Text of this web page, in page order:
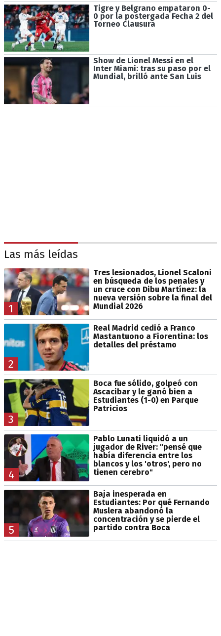
Tigre y Belgrano empataron 0-
0 por la postergada Fecha 2 del
Torneo Clausura
Show de Lionel Messi en el
Inter Miami: tras su paso por el
Mundial, brilló ante San Luis
Las más leídas
1
Tres lesionados, Lionel Scaloni
en búsqueda de los penales y
un cruce con Dibu Martínez: la
nueva versión sobre la final del
Mundial 2026
2
Real Madrid cedió a Franco
Mastantuono a Fiorentina: los
detalles del préstamo
3
Boca fue sólido, golpeó con
Ascacibar y le ganó bien a
Estudiantes (1-0) en Parque
Patricios
4
Pablo Lunati liquidó a un
jugador de River: "pensé que
había diferencia entre los
blancos y los 'otros', pero no
tienen cerebro"
5
Baja inesperada en
Estudiantes: Por qué Fernando
Muslera abandonó la
concentración y se pierde el
partido contra Boca